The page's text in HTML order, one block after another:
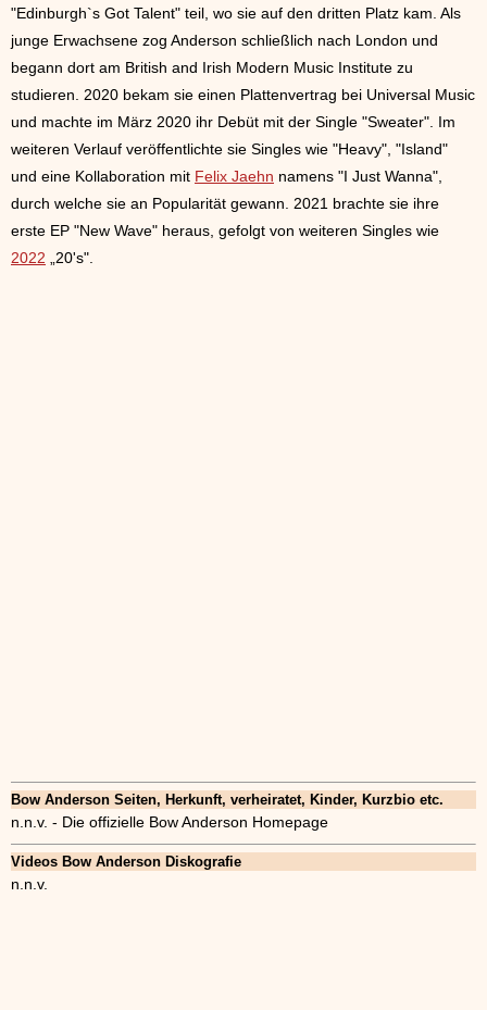
"Edinburgh`s Got Talent" teil, wo sie auf den dritten Platz kam. Als
junge Erwachsene zog Anderson schließlich nach London und
begann dort am British and Irish Modern Music Institute zu
studieren. 2020 bekam sie einen Plattenvertrag bei Universal Music
und machte im März 2020 ihr Debüt mit der Single "Sweater". Im
weiteren Verlauf veröffentlichte sie Singles wie "Heavy", "Island"
und eine Kollaboration mit Felix Jaehn namens "I Just Wanna",
durch welche sie an Popularität gewann. 2021 brachte sie ihre
erste EP "New Wave" heraus, gefolgt von weiteren Singles wie
2022 „20's".
Bow Anderson Seiten, Herkunft, verheiratet, Kinder, Kurzbio etc.
n.n.v. - Die offizielle Bow Anderson Homepage
Videos Bow Anderson Diskografie
n.n.v.